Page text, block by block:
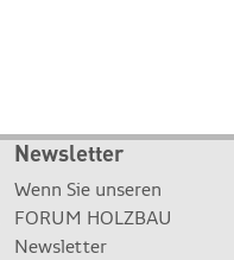
Newsletter
Wenn Sie unseren
FORUM HOLZBAU
Newsletter